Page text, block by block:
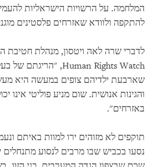
המלחמה. על הרשויות הישראליות
להתקפה ולוודא שאזרחים פלסטינים
לדברי שרה לאה ויטסון, מנהלת חטיבת
Human Rights Watch, "הריגתם של
שארבעת ילדיהם צופים במעשה היא
והגינות אנושית. שום מניע פוליטי אינו
באזרחים".
תוקפים לא מזוהים ירו למוות באיתם
נסעו בכביש שבו מרבים לנסוע